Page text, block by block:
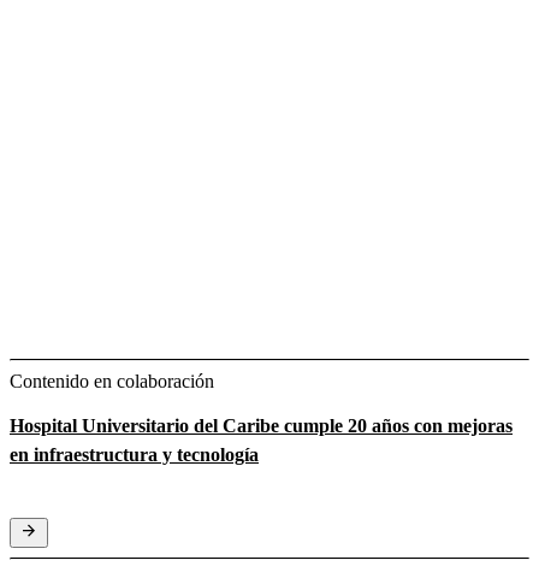
Contenido en colaboración
Hospital Universitario del Caribe cumple 20 años con mejoras
en infraestructura y tecnología